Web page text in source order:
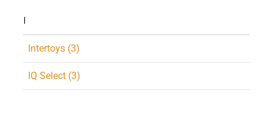
I
Intertoys (3)
IQ Select (3)